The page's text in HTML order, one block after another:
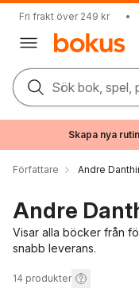
Fri frakt över 249 kr •
Sök bok, spel,
Skapa nya
Författare Andre
Andre
Visar alla böcker från
snabb leverans.
14 produkter